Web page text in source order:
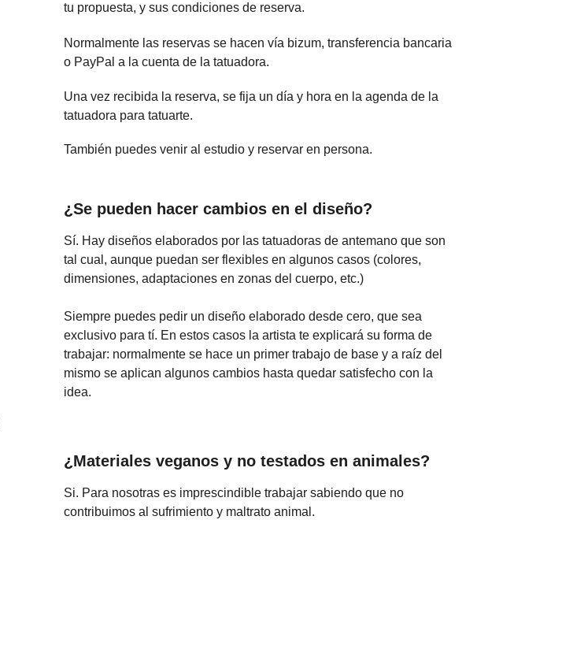
tu propuesta, y sus condiciones de reserva.
Normalmente las reservas se hacen vía bizum, transferencia bancaria
o PayPal a la cuenta de la tatuadora.
Una vez recibida la reserva, se fija un día y hora en la agenda de la
tatuadora para tatuarte.
También puedes venir al estudio y reservar en persona.
¿Se pueden hacer cambios en el diseño?
Sí. Hay diseños elaborados por las tatuadoras de antemano que son
tal cual, aunque puedan ser flexibles en algunos casos (colores,
dimensiones, adaptaciones en zonas del cuerpo, etc.)
Siempre puedes pedir un diseño elaborado desde cero, que sea
exclusivo para tí. En estos casos la artista te explicará su forma de
trabajar: normalmente se hace un primer trabajo de base y a raíz del
mismo se aplican algunos cambios hasta quedar satisfecho con la
idea.
¿Materiales veganos y no testados en animales?
Si. Para nosotras es imprescindible trabajar sabiendo que no
contribuimos al sufrimiento y maltrato animal.